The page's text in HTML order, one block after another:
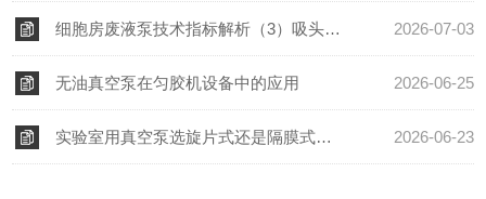
2026-07-03
细胞房废液泵技术指标解析（3）吸头适配器、吸停控制和噪音
2026-06-25
无油真空泵在匀胶机设备中的应用
2026-06-23
实验室用真空泵选旋片式还是隔膜式？看你的应用